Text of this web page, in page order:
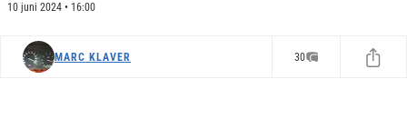
10 juni 2024 • 16:00
MARC KLAVER 30